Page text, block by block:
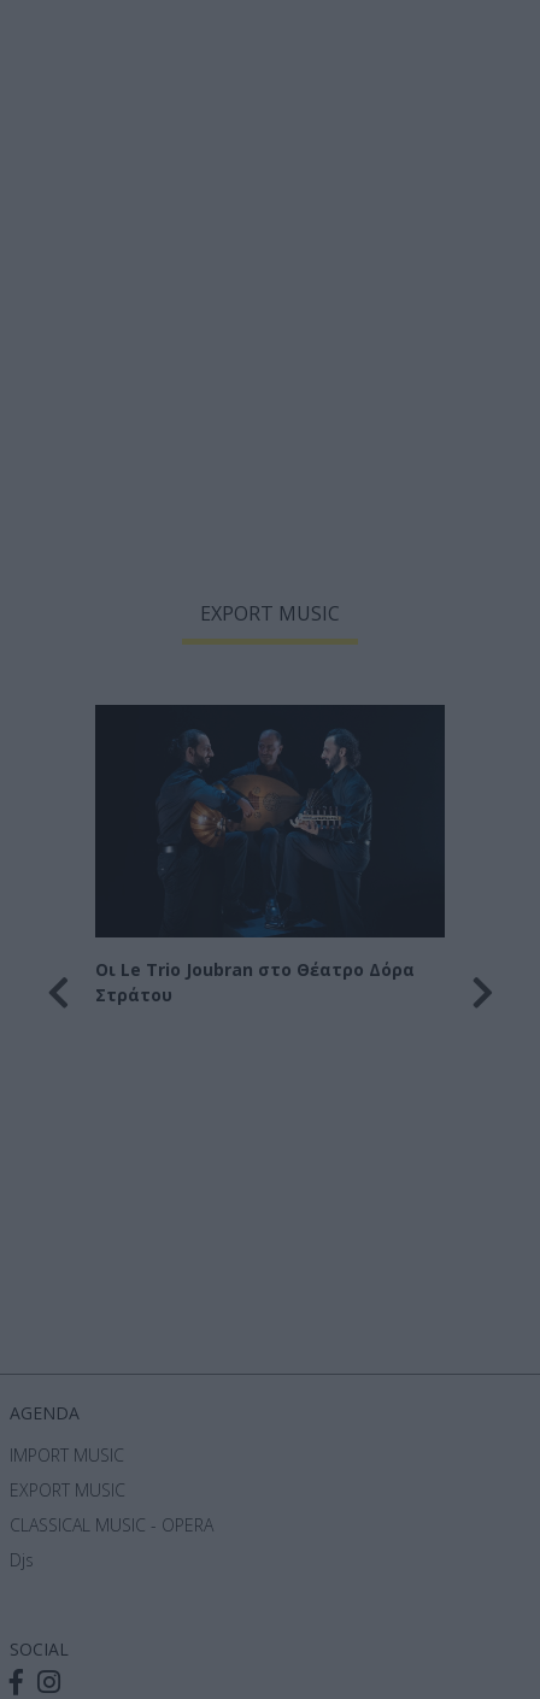
EXPORT MUSIC
Οι Le Trio Joubran στο Θέατρο Δόρα
Στράτου
Οι
AGENDA
IMPORT MUSIC
EXPORT MUSIC
CLASSICAL MUSIC - OPERA
Djs
SOCIAL